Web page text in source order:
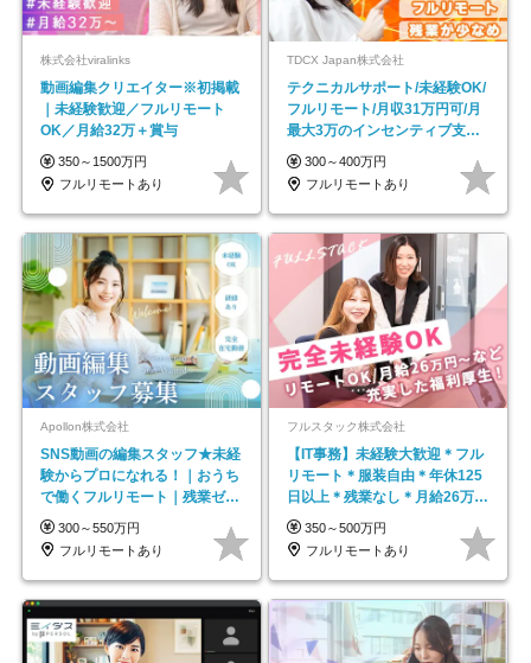
株式会社viralinks
動画編集クリエイター※初掲載
｜未経験歓迎／フルリモート
OK／月給32万＋賞与
350～1500万円
フルリモートあり
TDCX Japan株式会社
テクニカルサポート/未経験OK/
フルリモート/月収31万円可/月
最大3万のインセンティブ支給/
平均年齢33歳
300～400万円
フルリモートあり
Apollon株式会社
SNS動画の編集スタッフ★未経
験からプロになれる！｜おうち
で働くフルリモート｜残業ゼロ
で18時退勤◎
300～550万円
フルリモートあり
フルスタック株式会社
【IT事務】未経験大歓迎＊フル
リモート＊服装自由＊年休125
日以上＊残業なし＊月給26万円
以上
350～500万円
フルリモートあり